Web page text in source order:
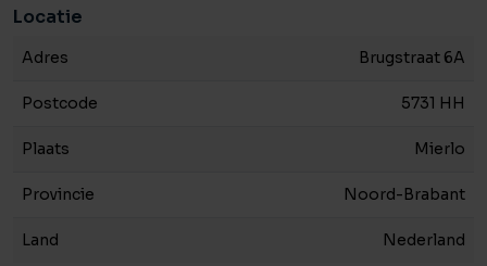
Locatie
Adres Brugstraat 6A
Postcode 5731 HH
Plaats Mierlo
Provincie Noord-Brabant
Land Nederland